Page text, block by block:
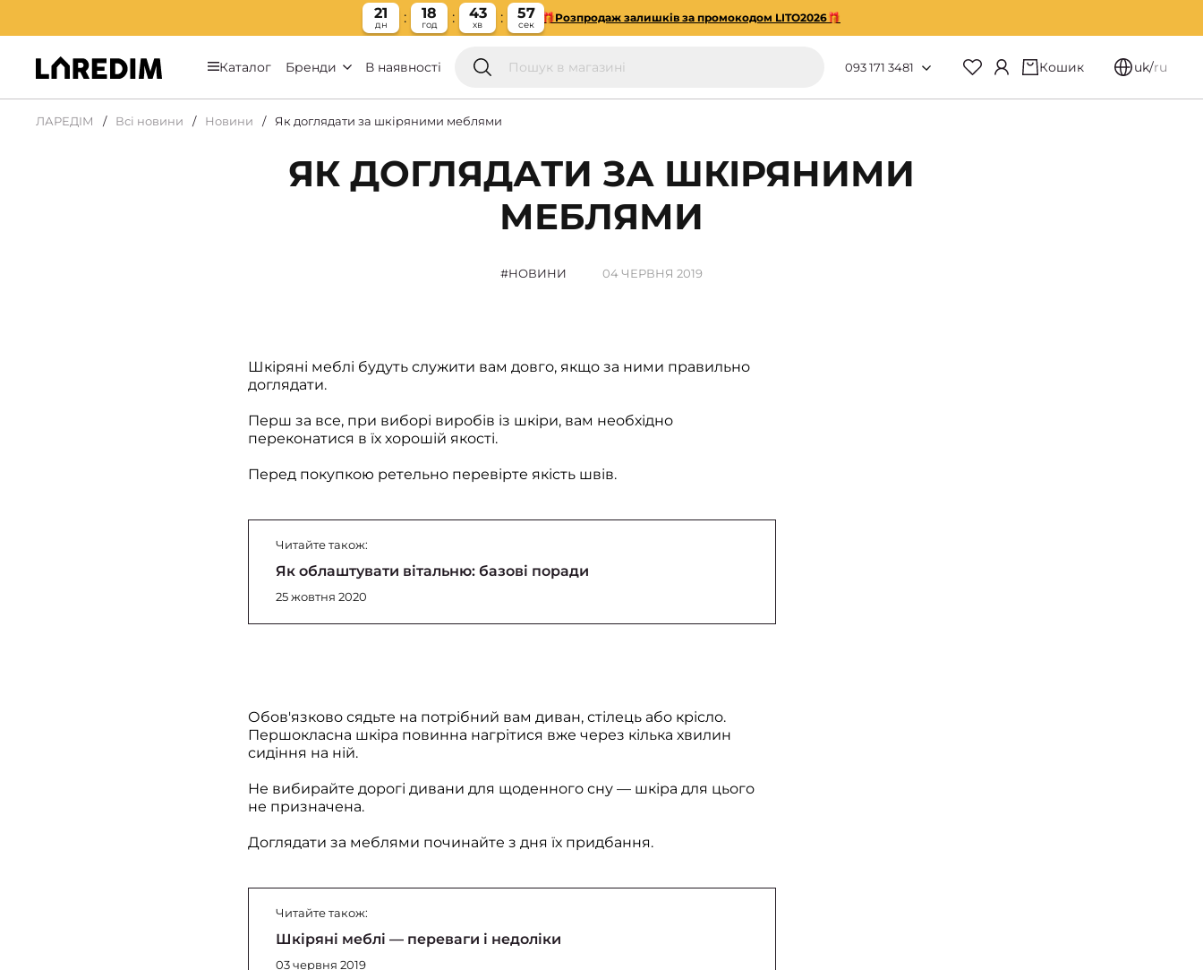
21
дн
18
год
43
хв
57
сек
🎁Розпродаж залишків за промокодом LITO2026🎁
Каталог Бренди В наявності 093 171 3481 Кошик uk/ru
ЛАРЕДІМ Всі новини Новини Як доглядати за шкіряними меблями
ЯК ДОГЛЯДАТИ ЗА ШКІРЯНИМИ
МЕБЛЯМИ
НОВИНИ 04 ЧЕРВНЯ 2019
Шкіряні меблі будуть служити вам довго, якщо за ними правильно
доглядати.
Перш за все, при виборі виробів із шкіри, вам необхідно
переконатися в їх хорошій якості.
Перед покупкою ретельно перевірте якість швів.
Читайте також:
Як облаштувати вітальню: базові поради
25 жовтня 2020
Обов'язково сядьте на потрібний вам диван, стілець або крісло.
Першокласна шкіра повинна нагрітися вже через кілька хвилин
сидіння на ній.
Не вибирайте дорогі дивани для щоденного сну — шкіра для цього
не призначена.
Доглядати за меблями починайте з дня їх придбання.
Читайте також:
Шкіряні меблі — переваги і недоліки
03 червня 2019